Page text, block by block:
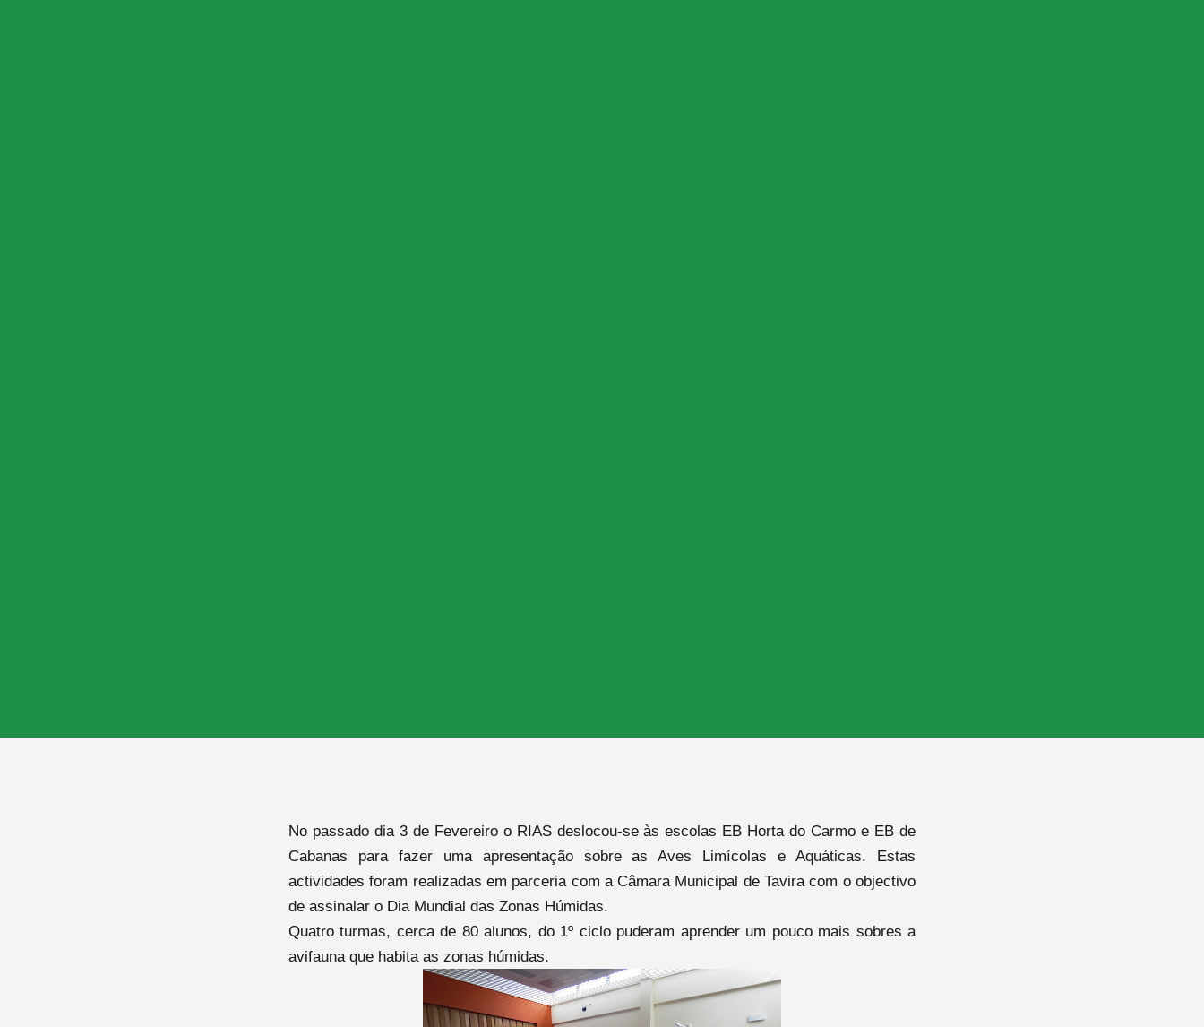
No passado dia 3 de Fevereiro o RIAS deslocou-se às escolas EB Horta do Carmo e EB de
Cabanas para fazer uma apresentação sobre as Aves Limícolas e Aquáticas. Estas
actividades foram realizadas em parceria com a Câmara Municipal de Tavira com o objectivo
de assinalar o Dia Mundial das Zonas Húmidas.
Quatro turmas, cerca de 80 alunos, do 1º ciclo puderam aprender um pouco mais sobres a
avifauna que habita as zonas húmidas.